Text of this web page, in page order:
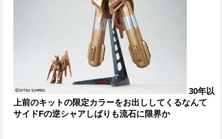
30年以
上前のキットの限定カラーをお出ししてくるなんて
サイドFの逆シャアしばりも流石に限界か